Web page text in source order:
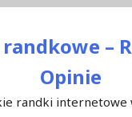
–
Opinie
randki internetowe